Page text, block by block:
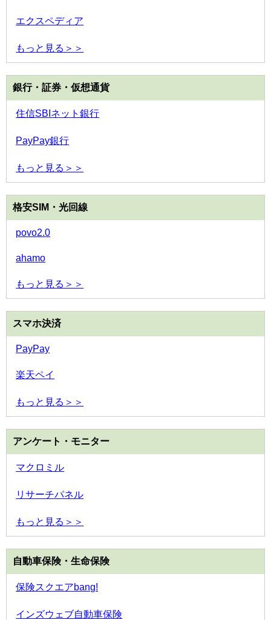
エクスペディア
もっと見る＞＞
銀行・証券・仮想通貨
住信SBIネット銀行
PayPay銀行
もっと見る＞＞
格安SIM・光回線
povo2.0
ahamo
もっと見る＞＞
スマホ決済
PayPay
楽天ペイ
もっと見る＞＞
アンケート・モニター
マクロミル
リサーチパネル
もっと見る＞＞
自動車保険・生命保険
保険スクエアbang!
インズウェブ自動車保険